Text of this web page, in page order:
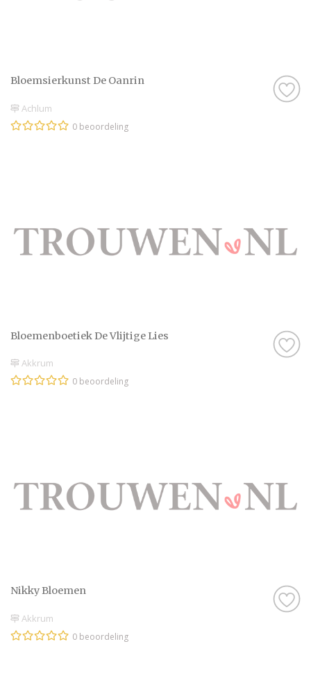
Bloemsierkunst De Oanrin
Achlum
0 beoordeling
Bloemenboetiek De Vlijtige Lies
Akkrum
0 beoordeling
Nikky Bloemen
Akkrum
0 beoordeling